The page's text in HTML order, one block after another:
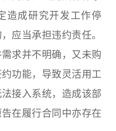
造成研究开发工作停
应当承担违约责任。
求并不明确，又未购
功能，导致灵活用工
接入系统，造成该部
在履行合同中亦存在